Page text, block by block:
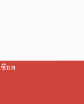
ยล